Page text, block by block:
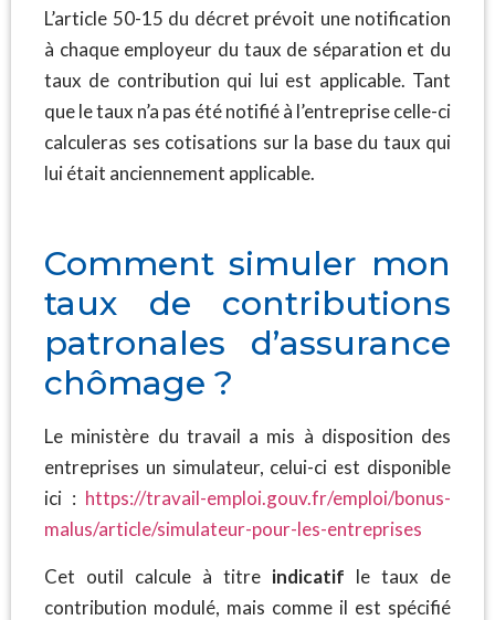
L’article 50-15 du décret prévoit une notification
à chaque employeur du taux de séparation et du
taux de contribution qui lui est applicable. Tant
que le taux n’a pas été notifié à l’entreprise celle-ci
calculeras ses cotisations sur la base du taux qui
lui était anciennement applicable.
Comment simuler mon
taux de contributions
patronales d’assurance
chômage ?
Le ministère du travail a mis à disposition des
entreprises un simulateur, celui-ci est disponible
ici : https://travail-emploi.gouv.fr/emploi/bonus-
malus/article/simulateur-pour-les-entreprises
Cet outil calcule à titre indicatif le taux de
contribution modulé, mais comme il est spécifié